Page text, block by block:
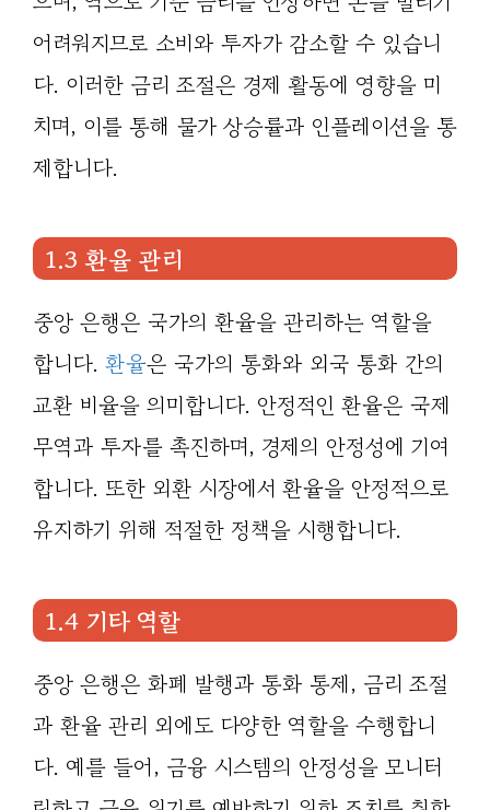
어려워지므로 소비와 투자가 감소할 수 있습니
다. 이러한 금리 조절은 경제 활동에 영향을 미
치며, 이를 통해 물가 상승률과 인플레이션을 통
제합니다.
1.3 환율 관리
중앙 은행은 국가의 환율을 관리하는 역할을
합니다. 환율은 국가의 통화와 외국 통화 간의
교환 비율을 의미합니다. 안정적인 환율은 국제
무역과 투자를 촉진하며, 경제의 안정성에 기여
합니다. 또한 외환 시장에서 환율을 안정적으로
유지하기 위해 적절한 정책을 시행합니다.
1.4 기타 역할
중앙 은행은 화폐 발행과 통화 통제, 금리 조절
과 환율 관리 외에도 다양한 역할을 수행합니
다. 예를 들어, 금융 시스템의 안정성을 모니터